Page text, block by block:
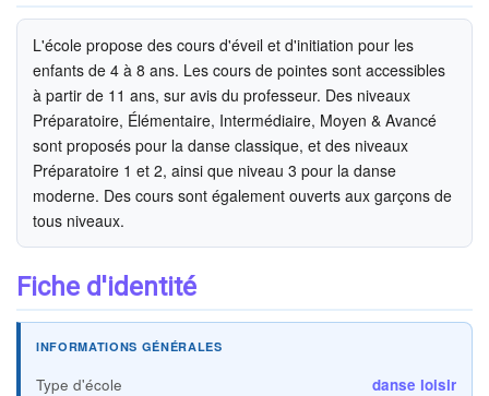
L'école propose des cours d'éveil et d'initiation pour les
enfants de 4 à 8 ans. Les cours de pointes sont accessibles
à partir de 11 ans, sur avis du professeur. Des niveaux
Préparatoire, Élémentaire, Intermédiaire, Moyen & Avancé
sont proposés pour la danse classique, et des niveaux
Préparatoire 1 et 2, ainsi que niveau 3 pour la danse
moderne. Des cours sont également ouverts aux garçons de
tous niveaux.
Fiche d'identité
INFORMATIONS GÉNÉRALES
Type d'école
danse loisir